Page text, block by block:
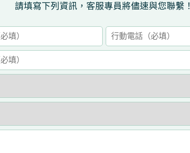
請填寫下列資訊，客服專員將儘速與您聯繫！